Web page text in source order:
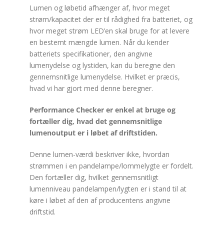
Lumen og løbetid afhænger af, hvor meget
strøm/kapacitet der er til rådighed fra batteriet, og
hvor meget strøm LED’en skal bruge for at levere
en bestemt mængde lumen. Når du kender
batteriets specifikationer, den angivne
lumenydelse og lystiden, kan du beregne den
gennemsnitlige lumenydelse. Hvilket er præcis,
hvad vi har gjort med denne beregner.
Performance Checker er enkel at bruge og
fortæller dig, hvad det gennemsnitlige
lumenoutput er i løbet af driftstiden.
Denne lumen-værdi beskriver ikke, hvordan
strømmen i en pandelampe/lommelygte er fordelt.
Den fortæller dig, hvilket gennemsnitligt
lumenniveau pandelampen/lygten er i stand til at
køre i løbet af den af producentens angivne
driftstid.